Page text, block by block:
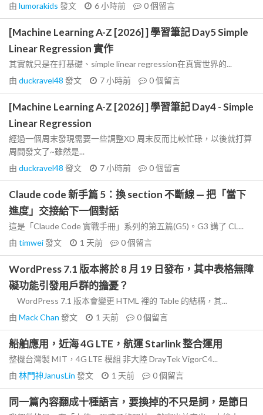
由 lumorakids 發文 6 小時前 0個留言
[Machine Learning A-Z [2026] ] 學習筆記 Day5 Simple
Linear Regression 實作
其實就只是在打基礎、simple linear regression在真實世界的...
由 duckravel48 發文 7 小時前 0個留言
[Machine Learning A-Z [2026] ] 學習筆記 Day4 - Simple
Linear Regression
經過一個周末發現需要一些調整XD 周末反而比較忙碌，以後就打算
周間發文了~雖然是...
由 duckravel48 發文 7 小時前 0個留言
Claude code 新手篇 5：換 section 不斷線 — 把「當下
進度」交接給下一個對話
這是「Claude Code 實戰手冊」系列的第五篇(G5)。G3 講了 CL...
由 timwei發文 1 天前 0個留言
WordPress 7.1 版本將於 8 月 19 日發布，其中表格無障
礙功能引發用戶群的擔憂？
WordPress 7.1 版本會變更 HTML 裡的 Table 的結構，其...
由 Mack Chan 發文 1 天前 0個留言
船舶應用，近海 4G LTE，航運 Starlink 整合運用
整機台灣製 MIT，4G LTE 模組 非大陸 DrayTek VigorC4...
由 林門神JanusLin 發文 1 天前 0個留言
同一篇內容翻成十種語言，要換掉的不只是詞，是節日